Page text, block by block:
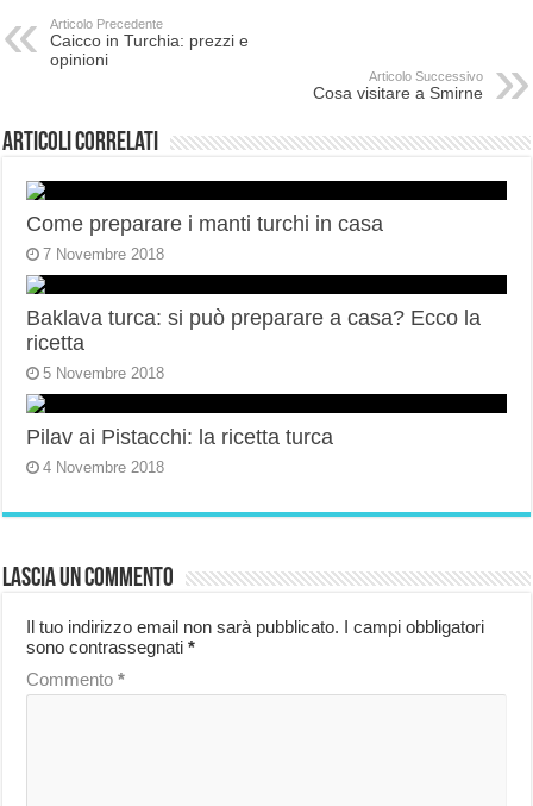
Articolo Precedente
Caicco in Turchia: prezzi e
opinioni
Articolo Successivo
Cosa visitare a Smirne
Articoli correlati
Come preparare i manti turchi in casa
7 Novembre 2018
Baklava turca: si può preparare a casa? Ecco la
ricetta
5 Novembre 2018
Pilav ai Pistacchi: la ricetta turca
4 Novembre 2018
Lascia un commento
Il tuo indirizzo email non sarà pubblicato. I campi obbligatori
sono contrassegnati*
Commento*